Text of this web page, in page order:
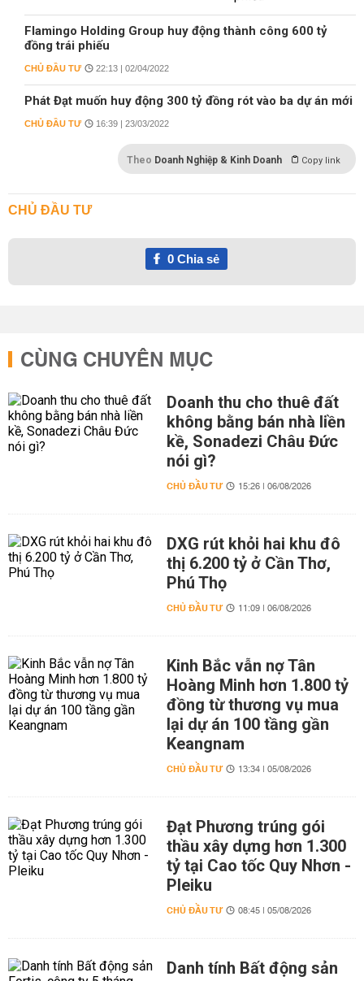
Flamingo Holding Group huy động thành công 600 tỷ
đồng trái phiếu
CHỦ ĐẦU TƯ 22:13 | 02/04/2022
Phát Đạt muốn huy động 300 tỷ đồng rót vào ba dự án mới
CHỦ ĐẦU TƯ 16:39 | 23/03/2022
Theo Doanh Nghiệp & Kinh Doanh Copy link
CHỦ ĐẦU TƯ
0Chia sẻ
CÙNG CHUYÊN MỤC
Doanh thu cho thuê đất
không bằng bán nhà liền
kề, Sonadezi Châu Đức
nói gì?
CHỦ ĐẦU TƯ 15:26 | 06/08/2026
DXG rút khỏi hai khu đô
thị 6.200 tỷ ở Cần Thơ,
Phú Thọ
CHỦ ĐẦU TƯ 11:09 | 06/08/2026
Kinh Bắc vẫn nợ Tân
Hoàng Minh hơn 1.800 tỷ
đồng từ thương vụ mua
lại dự án 100 tầng gần
Keangnam
CHỦ ĐẦU TƯ 13:34 | 05/08/2026
Đạt Phương trúng gói
thầu xây dựng hơn 1.300
tỷ tại Cao tốc Quy Nhơn -
Pleiku
CHỦ ĐẦU TƯ 08:45 | 05/08/2026
Danh tính Bất động sản